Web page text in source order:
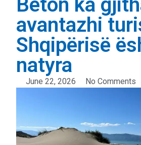
Beton ka
avantazhi
Shqipërisë
natyra
June 22, 2026 No Comments